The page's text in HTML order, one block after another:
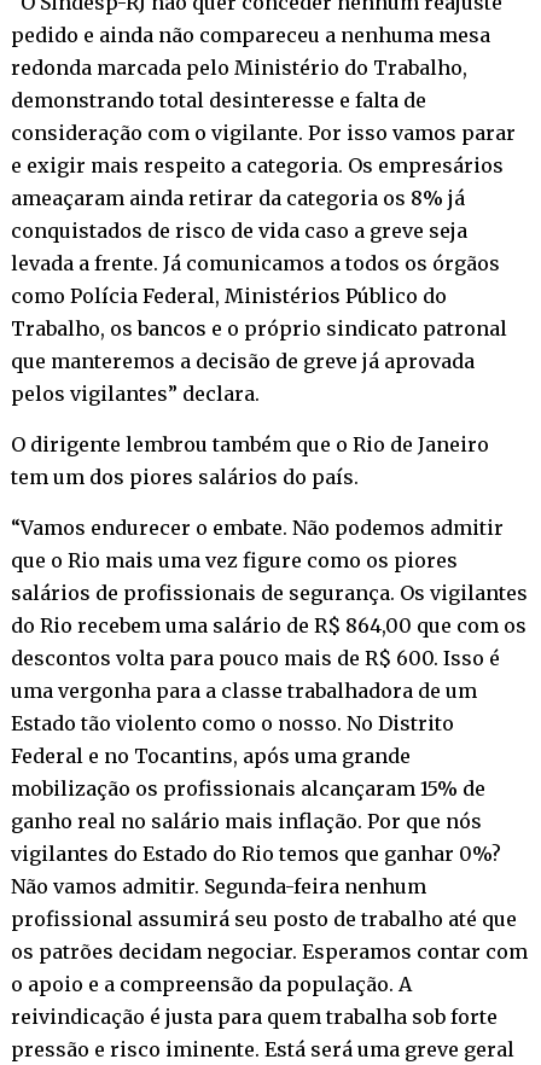
pedido e ainda não compareceu a nenhuma mesa
redonda marcada pelo Ministério do Trabalho,
demonstrando total desinteresse e falta de
consideração com o vigilante. Por isso vamos parar
e exigir mais respeito a categoria. Os empresários
ameaçaram ainda retirar da categoria os 8% já
conquistados de risco de vida caso a greve seja
levada a frente. Já comunicamos a todos os órgãos
como Polícia Federal, Ministérios Público do
Trabalho, os bancos e o próprio sindicato patronal
que manteremos a decisão de greve já aprovada
pelos vigilantes” declara.
O dirigente lembrou também que o Rio de Janeiro
tem um dos piores salários do país.
“Vamos endurecer o embate. Não podemos admitir
que o Rio mais uma vez figure como os piores
salários de profissionais de segurança. Os vigilantes
do Rio recebem uma salário de R$ 864,00 que com os
descontos volta para pouco mais de R$ 600. Isso é
uma vergonha para a classe trabalhadora de um
Estado tão violento como o nosso. No Distrito
Federal e no Tocantins, após uma grande
mobilização os profissionais alcançaram 15% de
ganho real no salário mais inflação. Por que nós
vigilantes do Estado do Rio temos que ganhar 0%?
Não vamos admitir. Segunda-feira nenhum
profissional assumirá seu posto de trabalho até que
os patrões decidam negociar. Esperamos contar com
o apoio e a compreensão da população. A
reivindicação é justa para quem trabalha sob forte
pressão e risco iminente. Está será uma greve geral